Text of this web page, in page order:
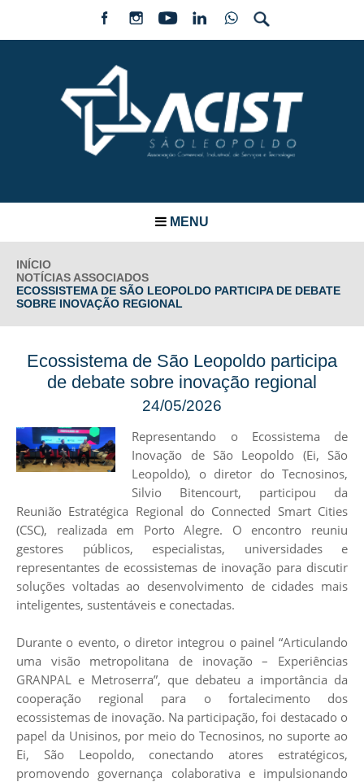
MENU
INÍCIO
NOTÍCIAS ASSOCIADOS
ECOSSISTEMA DE SÃO LEOPOLDO PARTICIPA DE DEBATE
SOBRE INOVAÇÃO REGIONAL
Ecossistema de São Leopoldo participa
de debate sobre inovação regional
24/05/2026
Representando o Ecossistema de
Inovação de São Leopoldo (Ei, São
Leopoldo), o diretor do Tecnosinos,
Silvio Bitencourt, participou da
Reunião Estratégica Regional do Connected Smart Cities
(CSC), realizada em Porto Alegre. O encontro reuniu
gestores públicos, especialistas, universidades e
representantes de ecossistemas de inovação para discutir
soluções voltadas ao desenvolvimento de cidades mais
inteligentes, sustentáveis e conectadas.
Durante o evento, o diretor integrou o painel “Articulando
uma visão metropolitana de inovação – Experiências
GRANPAL
e Metroserra”, que debateu a importância da
cooperação regional para o fortalecimento dos
ecossistemas de inovação. Na participação, foi destacado o
papel da Unisinos, por meio do Tecnosinos, no suporte ao
Ei, São Leopoldo, conectando atores estratégicos,
promovendo governança colaborativa e impulsionando